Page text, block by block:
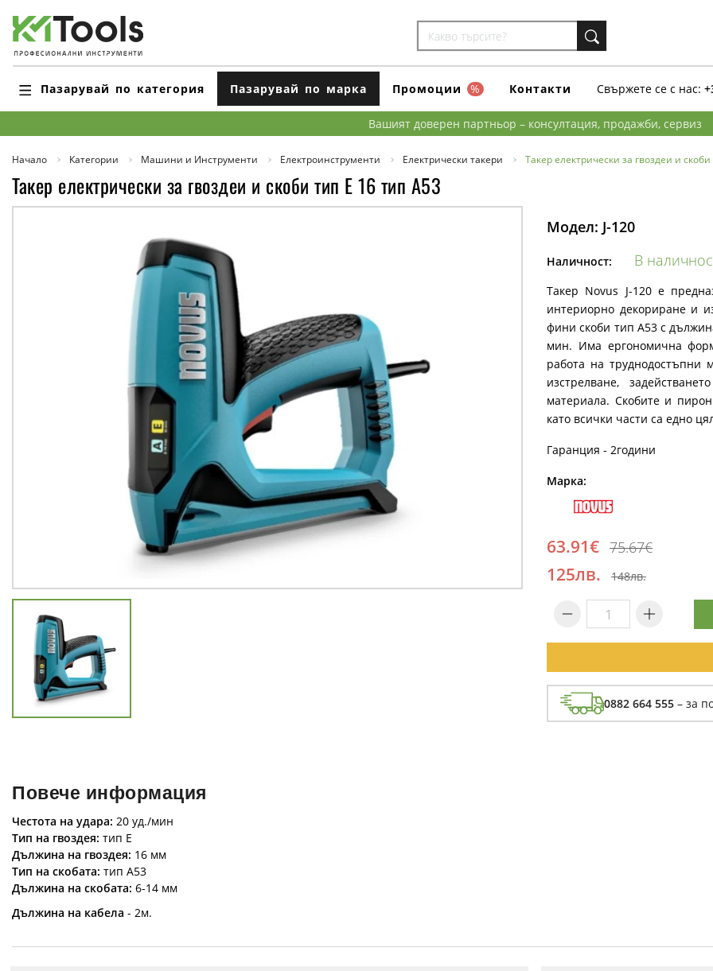
Пазарувай по категория Пазарувай по марка Промоции % Контакти Свържете се с нас:
Вашият доверен партньор – консултация, продажби, сервиз
Начало Категории Машини и Инструменти Електроинструменти Електрически такери Такер електрически за гвоздеи и
Такер електрически за гвоздеи и скоби тип E 16 тип A53
Модел: J-120
Наличност: В
Такер Novus J-120 е
интериорно декориране и
фини скоби тип А53 с
мин. Има ергономична
работа на труднодостъпни
изстрелване,
материала. Скобите и
като всички части са едно
Гаранция - 2години
Марка:
63.91€ 75.67€
125лв. 148лв.
0882 664 555 – за
Повече информация
Честота на удара: 20 уд./мин
Тип на гвоздея: тип E
Дължина на гвоздея: 16 мм
Тип на скобата: тип A53
Дължина на скобата: 6-14 мм
Дължина на кабела - 2м.